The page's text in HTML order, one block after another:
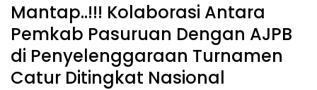
Mantap..!!! Kolaborasi Antara
Pemkab Pasuruan Dengan AJPB
di Penyelenggaraan Turnamen
Catur Ditingkat Nasional